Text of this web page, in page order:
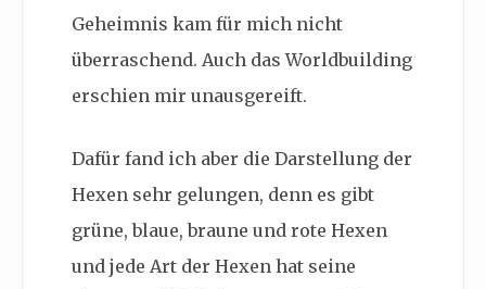
Geheimnis kam für mich nicht
überraschend. Auch das Worldbuilding
erschien mir unausgereift.
Dafür fand ich aber die Darstellung der
Hexen sehr gelungen, denn es gibt
grüne, blaue, braune und rote Hexen
und jede Art der Hexen hat seine